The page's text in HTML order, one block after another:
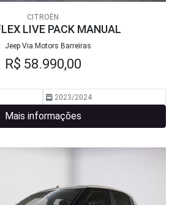
CITROËN
LIVE PACK MANUAL
Jeep Via Motors Barreiras
R$ 58.990,00
2023/2024
Mais informações